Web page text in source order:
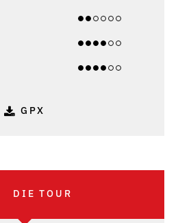
GPX
DIE TOUR